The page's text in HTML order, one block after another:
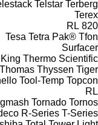
Telstar Terberg
Terex
820
RL
Tesa Tetra Pak® Tfon
Surfacer
Thermo Scientific
Thomas Thyssen Tiger
Tool-Temp Topcon
RL
Tornado Tornos
R-Series T-Series